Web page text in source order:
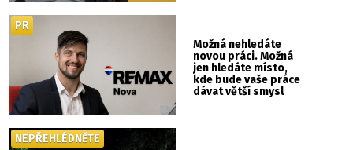
Možná nehledáte
novou práci. Možná
jen hledáte místo,
kde bude vaše práce
dávat větší smysl
PR
NEPŘEHLÉDNĚTE